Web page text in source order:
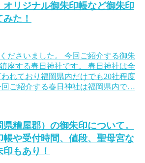
リジナル御朱印帳など御朱印
た！
ださいました。 今回ご紹介する御朱
座する春日神社です。 春日神社は全
われており福岡県内だけでも20社程度
ご紹介する春日神社は福岡県内で…
糟屋郡）の御朱印について。
帳や受付時間、値段、聖母宮な
もあり！